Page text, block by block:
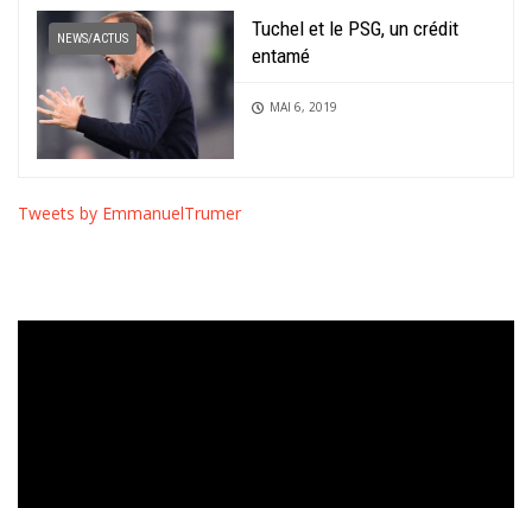
NEWS/ACTUS
Tuchel et le PSG, un crédit
entamé
MAI 6, 2019
Tweets by EmmanuelTrumer